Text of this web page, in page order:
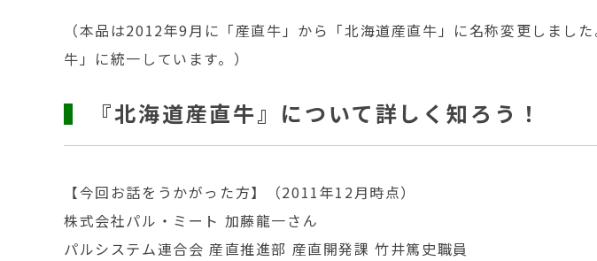
（本品は2012年9月に「産直牛」から「北海道産直牛」に名称変更しまし
牛」に統一しています。）
『北海道産直牛』について詳しく知ろう！
【今回お話をうかがった方】（2011年12月時点）
株式会社パル・ミート 加藤龍一さん
パルシステム連合会 産直推進部 産直開発課 竹井篤史職員